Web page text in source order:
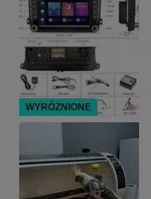
WYRÓŻNIONE